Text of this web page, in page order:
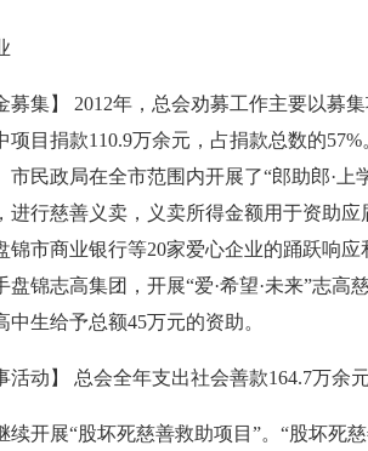
集】 2012年，总会劝募工作主要以募
项目捐款110.9万余元，占捐款总数的
市民政局在全市范围内开展了“郎助郎·
进行慈善义卖，义卖所得金额用于资助
锦市商业银行等20家爱心企业的踊跃响
盘锦志高集团，开展“爱·希望·未来”志
中生给予总额45万元的资助。
动】 总会全年支出社会善款164.7万余
开展“股坏死慈善救助项目”。“股坏死